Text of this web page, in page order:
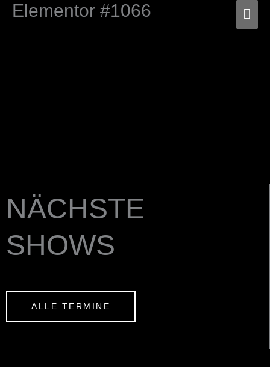
ZumElementor #1066
NÄCHSTE
SHOWS
ALLE TERMINE